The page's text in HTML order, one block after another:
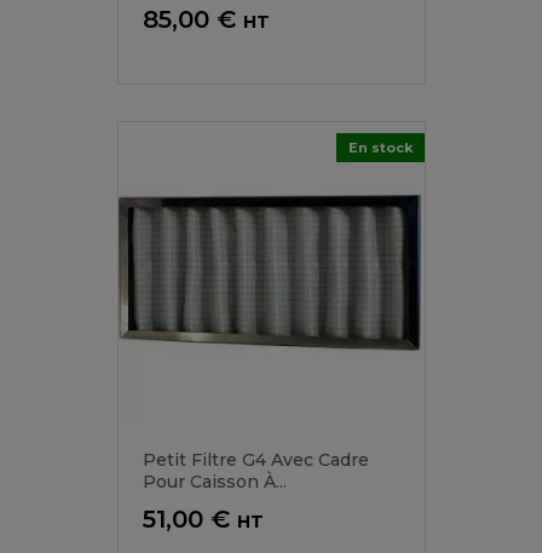
Prix
85,00 € HT
Petit Filtre G4 Avec Cadre
Pour Caisson À...
Prix
51,00 € HT
En stock